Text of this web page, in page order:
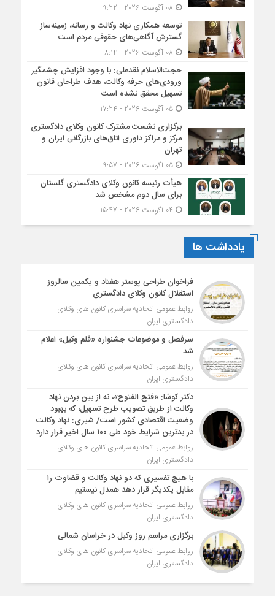
توسعه همکاری نهاد وکالت و رسانه، زمینه‌ساز
گسترش آگاهی‌های حقوقی مردم است
حجت‌الاسلام نقدعلی: با وجود افزایش چشمگیر
ورودی‌های حرفه وکالت، هدف طراحان قانون
تسهیل محقق نشده است
05 آگوست 2026 - 17:24
برگزاری نشست مشترک کانون وکلای دادگستری
مرکز و مراکز داوری اتاق‌های بازرگانی ایران و
تهران
05 آگوست 2026 - 9:57
هیأت ‌رئیسه کانون وکلای دادگستری گلستان
برای سال دوم مشخص شد
یادداشت ها
فراخوان طراحی پوستر هفتاد و یکمین سالروز
استقلال کانون وکلای دادگستری
روابط عمومی اتحادیه سراسری کانون های وکلای
دادگستری ایران
سرفصل و موضوعات جشنواره «قلم وکیل» اعلام
شد
روابط عمومی اتحادیه سراسری کانون های وکلای
دادگستری ایران
دکتر کوشا: «فتح الفتوح»، نه از بین بردن نهاد
وکالت از طریق تصویب طرح تسهیل، که بهبود
وضعیت اقتصادی کشور است/ شیری: نهاد وکالت
در بدترین شرایط خود طی ۱۰۰ سال اخیر قرار دارد
روابط عمومی اتحادیه سراسری کانون های وکلای
دادگستری ایران
با هیچ تفسیری که دو نهاد وکالت و قضاوت را
مقابل یکدیگر قرار دهد همدل نیستیم
روابط عمومی اتحادیه سراسری کانون های وکلای
دادگستری ایران
برگزاری مراسم روز وکیل در خراسان شمالی
روابط عمومی اتحادیه سراسری کانون های وکلای
دادگستری ایران